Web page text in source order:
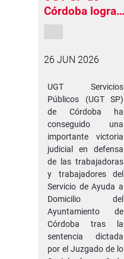
Córdoba logra
en defensa de
del servicio de
Ayuda a
Domicilio
26 JUN 2026
UGT Servicios
Públicos (UGT SP)
de Córdoba ha
conseguido una
importante victoria
judicial en defensa
de las trabajadoras
y trabajadores del
Servicio de Ayuda a
Domicilio del
Ayuntamiento de
Córdoba tras la
sentencia dictada
por el Juzgado de lo